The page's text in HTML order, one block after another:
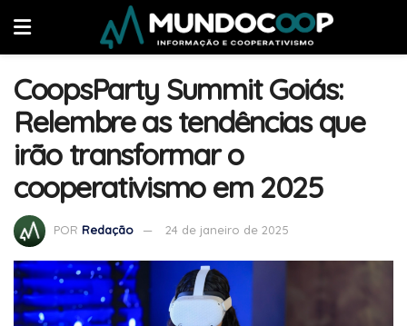
CoopsParty Summit Goiás:
Relembre as tendências que
irão transformar o
cooperativismo em 2025
POR Redação 24 de janeiro de 2025